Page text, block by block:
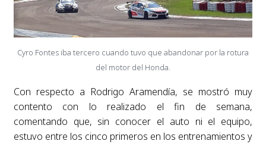
Cyro Fontes iba tercero cuando tuvo que abandonar por la rotura
del motor del Honda.
Con respecto a Rodrigo Aramendía, se mostró muy
contento con lo realizado el fin de semana,
comentando que, sin conocer el auto ni el equipo,
estuvo entre los cinco primeros en los entrenamientos y